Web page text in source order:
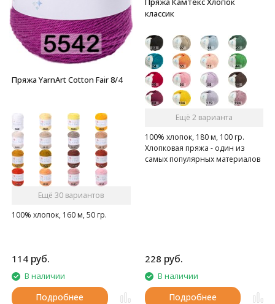
Пряжа YarnArt Cotton Fair 8/4
Ещё 30 вариантов
100% хлопок, 160 м, 50 гр.
114 руб.
В наличии
Подробнее
классик
Ещё 2 варианта
100% хлопок, 180 м, 100 гр.
Хлопковая пряжа - один из
самых популярных материалов
228 руб.
В наличии
Подробнее